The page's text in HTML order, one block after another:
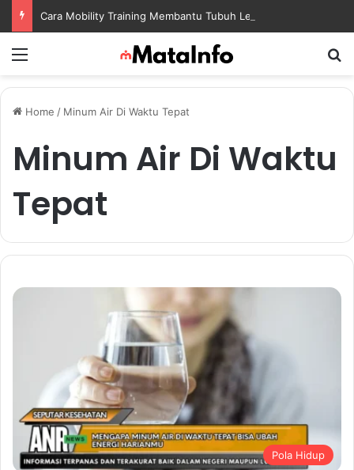
Home / Minum Air Di Waktu Tepat
Minum Air Di Waktu
Tepat
Pola Hidup